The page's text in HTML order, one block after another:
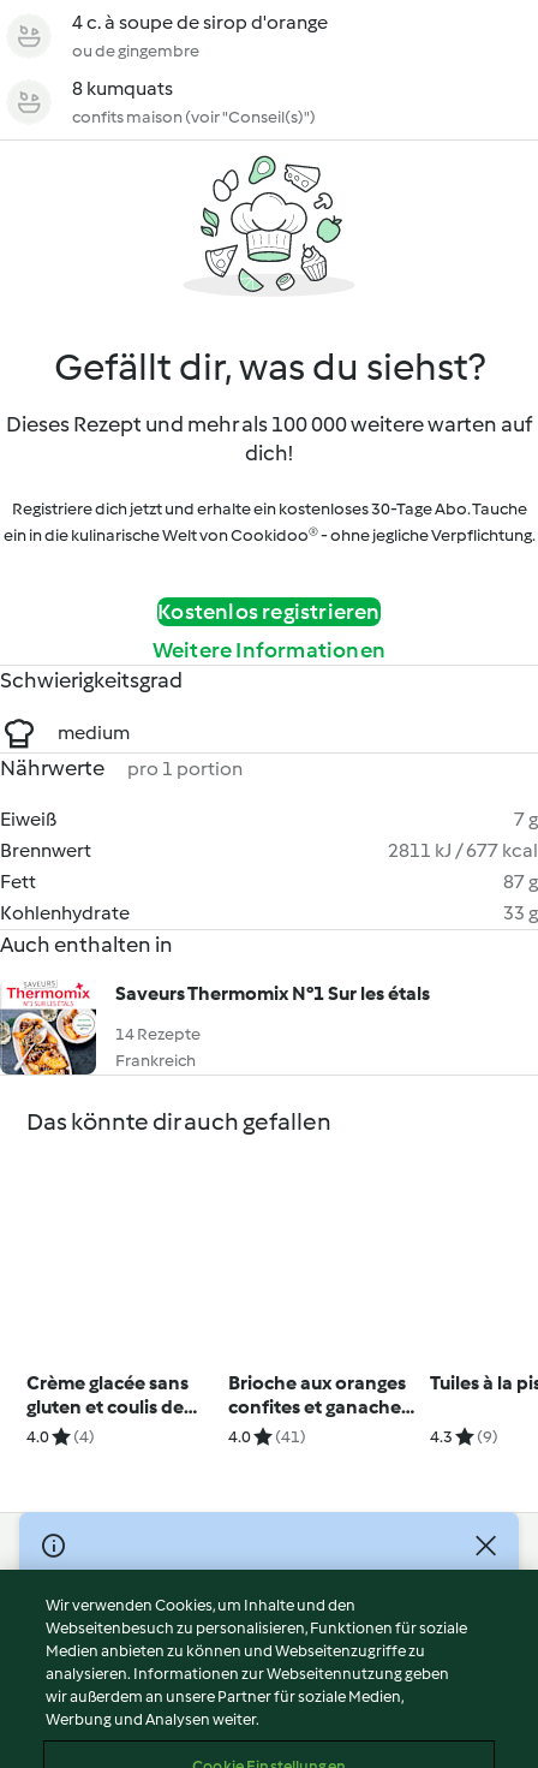
4 c. à soupe de sirop d'orange
ou de gingembre
8 kumquats
confits maison (voir "Conseil(s)")
Gefällt dir, was du siehst?
Dieses Rezept und mehr als 100 000 weitere warten auf
dich!
Registriere dich jetzt und erhalte ein kostenloses 30-Tage Abo. Tauche
ein in die kulinarische Welt von Cookidoo® - ohne jegliche Verpflichtung.
Kostenlos registrieren
Weitere Informationen
Schwierigkeitsgrad
medium
Nährwerte pro 1 portion
Eiweiß
7 g
Brennwert
2811 kJ / 677 kcal
Fett
87 g
Kohlenhydrate
33 g
Auch enthalten in
Saveurs Thermomix N°1 Sur les étals
14 Rezepte
Frankreich
Das könnte dir auch gefallen
Crème glacée sans
gluten et coulis de
cerises
4.0 (4)
Brioche aux oranges
confites et ganache
au chocolat
4.0 (41)
Tuiles à la
4.3 (9)
© Copyright 2026
Nutzungsbedingungen
Datenschutzrichtlinien
Disclaimer
Impressum
Cookies
Wir verwenden Cookies, um Inhalte und den
Webseitenbesuch zu personalisieren, Funktionen für soziale
Medien anbieten zu können und Webseitenzugriffe zu
analysieren. Informationen zur Webseitennutzung geben
wir außerdem an unsere Partner für soziale Medien,
Werbung und Analysen weiter.